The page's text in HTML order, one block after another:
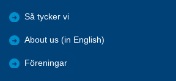
Så tycker vi
About us (in English)
Föreningar